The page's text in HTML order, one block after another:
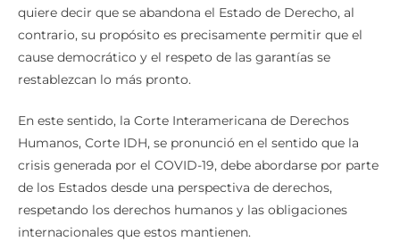
quiere decir que se abandona el Estado de Derecho, al
contrario, su propósito es precisamente permitir que el
cause democrático y el respeto de las garantías se
restablezcan lo más pronto.
En este sentido, la Corte Interamericana de Derechos
Humanos, Corte IDH, se pronunció en el sentido que la
crisis generada por el COVID-19, debe abordarse por parte
de los Estados desde una perspectiva de derechos,
respetando los derechos humanos y las obligaciones
internacionales que estos mantienen.